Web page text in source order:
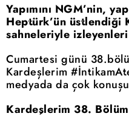
Yapımını NGM’nin,
Heptürk’ün üstlendiği
sahneleriyle
Cumartesi günü
Kardeşlerim
medyada da çok
Kardeşlerim 38.